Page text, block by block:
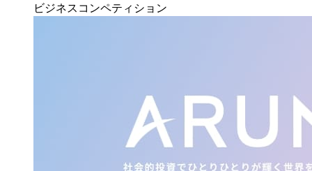
ビジネスコンペティション